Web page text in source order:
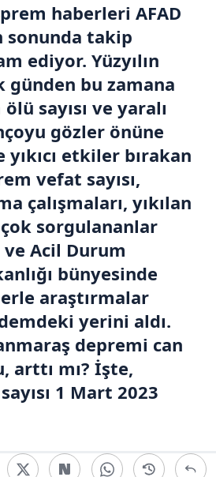
haberleri AFAD
sonunda takip
ediyor. Yüzyılın
bu zamana
sayısı ve yaralı
gözler önüne
etkiler bırakan
vefat sayısı,
çalışmaları, yıkılan
çok sorgulananlar
ve Acil Durum
bünyesinde
araştırmalar
yerini aldı.
depremi can
arttı mı? İşte,
1 Mart 2023